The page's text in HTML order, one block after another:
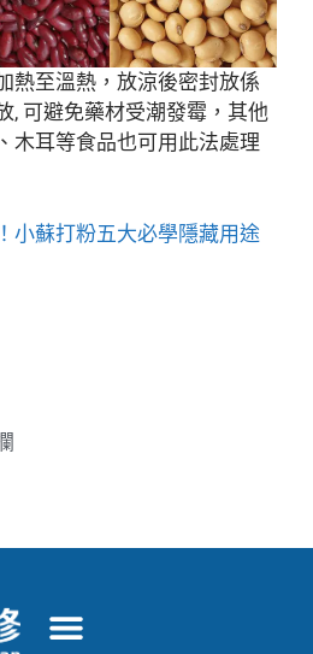
熱至溫熱，放涼後密封放係
, 可避免藥材受潮發霉，其他
木耳等食品也可用此法處理
小蘇打粉五大必學隱藏用途